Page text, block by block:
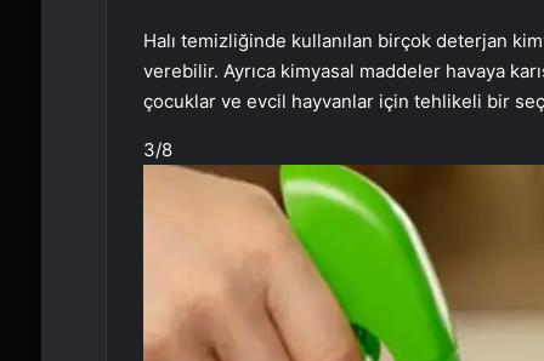
Halı temizliğinde kullanılan birçok deterjan
verebilir. Ayrıca kimyasal maddeler havaya
çocuklar ve evcil hayvanlar için tehlikeli bir
3/8